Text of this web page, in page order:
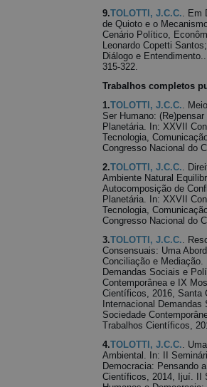
9.TOLOTTI, J.C.C.. Em
de Quioto e o
Cenário Político,
Leonardo Copetti
Diálogo e
315-322.
Trabalhos completos
1.TOLOTTI, J.C.C..
Ser Humano:
Planetária. In: XXVII
Tecnologia,
Congresso Nacional do
2.TOLOTTI, J.C.C..
Ambiente Natural
Autocomposição de
Planetária. In: XXVII
Tecnologia,
Congresso Nacional do
3.TOLOTTI, J.C.C..
Consensuais: Uma
Conciliação e
Demandas Sociais e
Contemporânea e IX
Científicos, 2016, Santa
Internacional
Sociedade
Trabalhos Científicos,
4.TOLOTTI, J.C.C..
Ambiental. In: II
Democracia: Pensando
Científicos, 2014, Ijuí. II